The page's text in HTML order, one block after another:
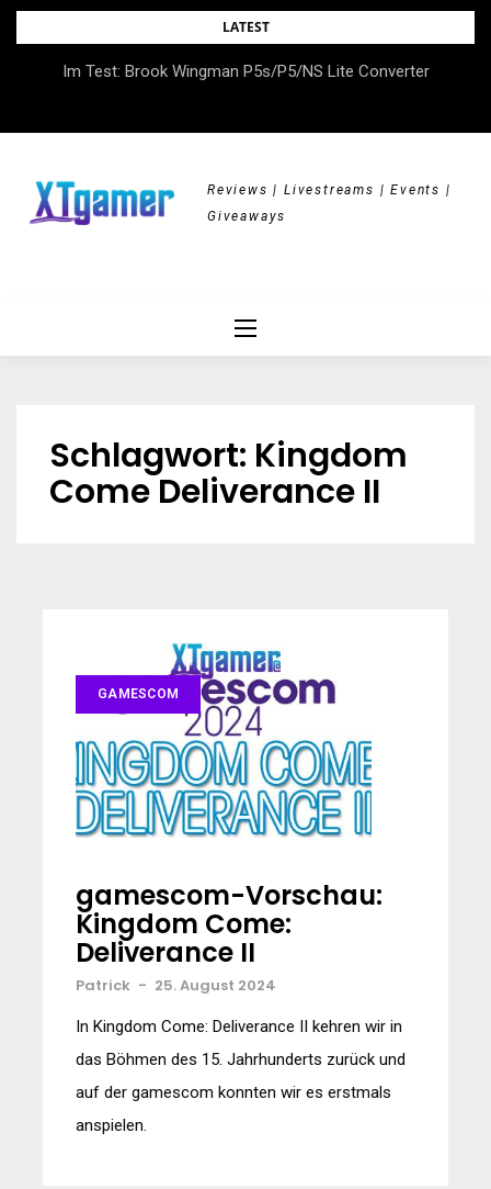
Skip
LATEST
Im Test: Brook Wingman P5s/P5/NS Lite Converter
DOK.fest München 2026 – Empowered, HerStory, Beyond
Reviews | Livestreams | Events |
Giveaways
Schlagwort: Kingdom
Come Deliverance II
GAMESCOM
gamescom-Vorschau:
Kingdom Come:
Deliverance II
Patrick - 25. August 2024
In Kingdom Come: Deliverance II kehren wir in
das Böhmen des 15. Jahrhunderts zurück und
auf der gamescom konnten wir es erstmals
anspielen.